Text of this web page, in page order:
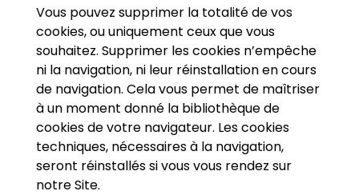
Vous pouvez supprimer la totalité de vos
cookies, ou uniquement ceux que vous
souhaitez. Supprimer les cookies n’empêche
ni la navigation, ni leur réinstallation en cours
de navigation. Cela vous permet de maîtriser
à un moment donné la bibliothèque de
cookies de votre navigateur. Les cookies
techniques, nécessaires à la navigation,
seront réinstallés si vous vous rendez sur
notre Site.